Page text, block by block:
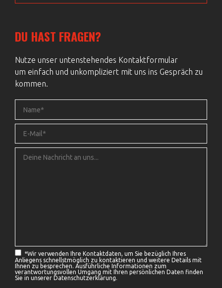
DU HAST FRAGEN?
Nutze unser untenstehendes Kontaktformular
um einfach und unkompliziert mit uns ins Gespräch zu
kommen.
*Wir verwenden Ihre Kontaktdaten, um Sie bezüglich Ihres
Anliegens schnellstmöglich zu kontaktieren und weitere Details mit
Ihnen zu besprechen. Ausführliche Informationen zum
verantwortungsvollen Umgang mit Ihren persönlichen Daten finden
Sie in unserer Datenschutzerklärung.